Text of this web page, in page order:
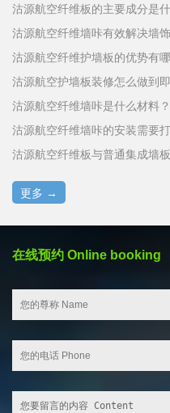
沽源航空纤维板的主要成分是
沽源航空纤维墙咔有效解决墙
沽源航空纤维护墙板的优势有
沽源航空护墙板装修怎么做到
沽源航空纤维墙咔是什么材料？
沽源航空纤维墙咔的安装需要
沽源航空纤维板与普通集成墙
更多 →
在线预约 Online booking